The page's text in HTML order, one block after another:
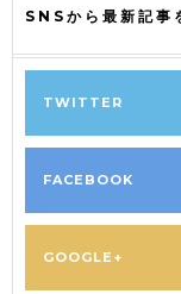
SNSから最新記事
TWITTER
FACEBOOK
GOOGLE+